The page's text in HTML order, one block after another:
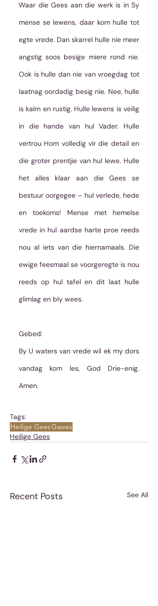
Waar die Gees aan die werk is in Sy
mense se lewens, daar kom hulle tot
egte vrede. Dan skarrel hulle nie meer
angstig soos besige miere rond nie.
Ook is hulle dan nie van vroegdag tot
laatnag oordadig besig nie. Nee, hulle
is kalm en rustig. Hulle lewens is veilig
in die hande van hul Vader. Hulle
vertrou Hom volledig vir die detail en
die groter prentjie van hul lewe. Hulle
het alles klaar aan die Gees se
bestuur oorgegee – hul verlede, hede
en toekoms! Mense met hemelse
vrede in hul aardse harte proe reeds
nou al iets van die hiernamaals. Die
ewige feesmaal se voorgeregte is nou
reeds op hul tafel en dit laat hulle
glimlag en bly wees.
Gebed:
By U waters van vrede wil ek my dors
vandag kom les, God Drie-enig.
Amen.
Tags:
Heilige GeesGawes
Heilige Gees
Recent Posts See All